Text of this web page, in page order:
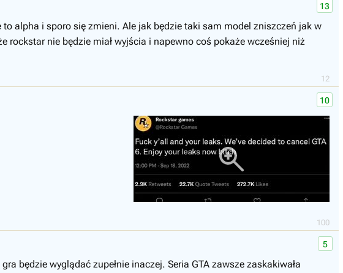
12
13
alpha i sporo się zmieni. Ale jak będzie taki sam model zniszczeń jak w
rockstar nie będzie miał wyjścia i napewno coś pokaże wcześniej niż
100
10
5
będzie wyglądać zupełnie inaczej. Seria GTA zawsze zaskakiwała